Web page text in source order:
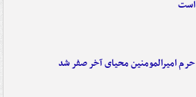
است
حرم امیرالمومنین محیای آخر صفر شد